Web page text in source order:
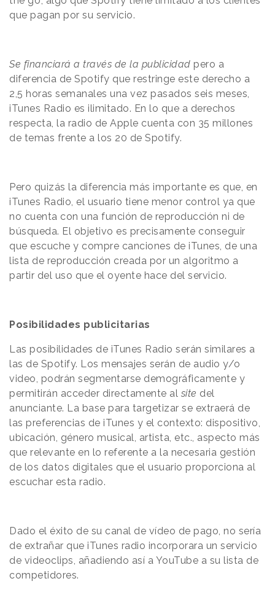
que pagan por su servicio.
Se financiará a través de la publicidad pero a
diferencia de Spotify que restringe este derecho a
2,5 horas semanales una vez pasados seis meses,
iTunes Radio es ilimitado. En lo que a derechos
respecta, la radio de Apple cuenta con 35 millones
de temas frente a los 20 de Spotify.
Pero quizás la diferencia más importante es que, en
iTunes Radio, el usuario tiene menor control ya que
no cuenta con una función de reproducción ni de
búsqueda. El objetivo es precisamente conseguir
que escuche y compre canciones de iTunes, de una
lista de reproducción creada por un algoritmo a
partir del uso que el oyente hace del servicio.
Posibilidades publicitarias
Las posibilidades de iTunes Radio serán similares a
las de Spotify. Los mensajes serán de audio y/o
video, podrán segmentarse demográficamente y
permitirán acceder directamente al site del
anunciante. La base para targetizar se extraerá de
las preferencias de iTunes y el contexto: dispositivo,
ubicación, género musical, artista, etc., aspecto más
que relevante en lo referente a la necesaria gestión
de los datos digitales que el usuario proporciona al
escuchar esta radio.
Dado el éxito de su canal de vídeo de pago, no sería
de extrañar que iTunes radio incorporara un servicio
de videoclips, añadiendo así a YouTube a su lista de
competidores.